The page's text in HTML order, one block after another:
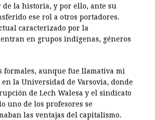
la historia, y por ello, ante su
ese rol a otros portadores.
caracterizado por la
en grupos indígenas, géneros
formales, aunque fue llamativa mi
la Universidad de Varsovia, donde
de Lech Walesa y el sindicato
uno de los profesores se
las ventajas del capitalismo.